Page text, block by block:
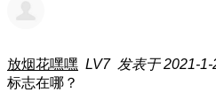
放烟花嘿嘿 LV7 发表于 2021-
标志在哪？